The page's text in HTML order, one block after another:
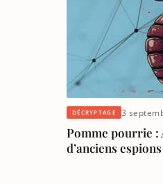
DÉCRYPTAGE 3
Pomme pourrie :
d’anciens